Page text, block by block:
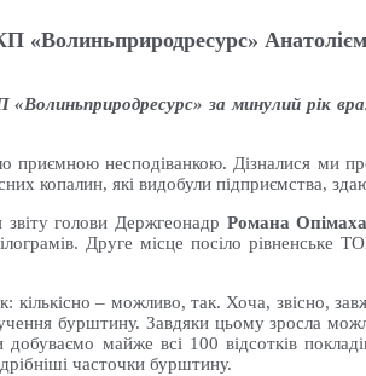
«Волиньприродресурс»
«Волиньприродресурс» за минулий рік
приємною несподіванкою. Дізналися ми
копалин, які видобули підприємства,
звіту голови Держгеонадр Романа Опімаха
Друге місце посіло рівненське
кількісно – можливо, так. Хоча, звісно,
бурштину. Завдяки цьому зросла
добуваємо майже всі 100 відсотків
часточки бурштину.